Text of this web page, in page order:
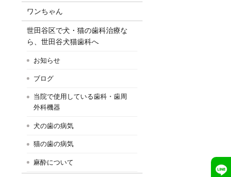
ワンちゃん
世田谷区で犬・猫の歯科治療な
ら、世田谷犬猫歯科へ
お知らせ
ブログ
当院で使用している歯科・歯周
外科機器
犬の歯の病気
猫の歯の病気
麻酔について